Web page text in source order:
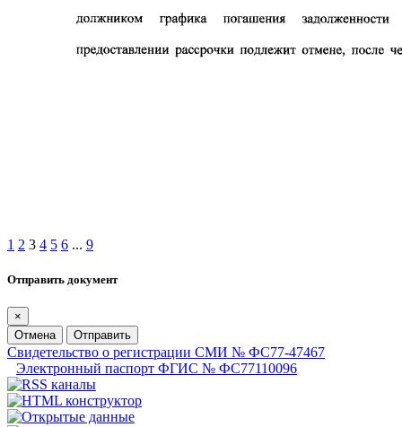
1 2 3 4 5 6 ... 9
Отправить документ
×
Отмена
Отправить
Свидетельство о регистрации СМИ № ФС77-47467
Электронный паспорт ФГИС № ФС77110096